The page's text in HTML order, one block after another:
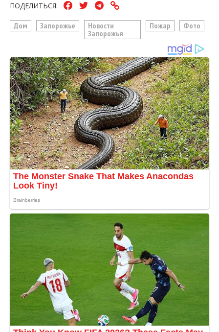
ПОДЕЛИТЬСЯ:
Дом Запорожье
Новости
Запорожья
Пожар Фото